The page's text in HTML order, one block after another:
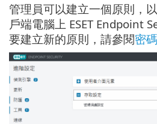
管理員可以建立一個原則，
戶端電腦上 ESET Endpoint
要建立新的原則，請參閱密